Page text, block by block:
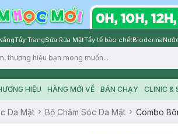
Tẩy TrangSữa Rửa MặtTẩy tế bào chếtBioderma
HIỆU HÀNG MỚI VỀ BÁN CHẠY CLINIC &
Da Mặt Bộ Chăm Sóc Da Mặt Combo